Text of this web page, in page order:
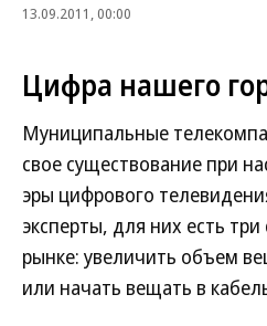
13.09.2011, 00:00
Цифра нашего
Муниципальные
свое существование при
эры цифрового
эксперты, для них есть
рынке: увеличить объем
или начать вещать в